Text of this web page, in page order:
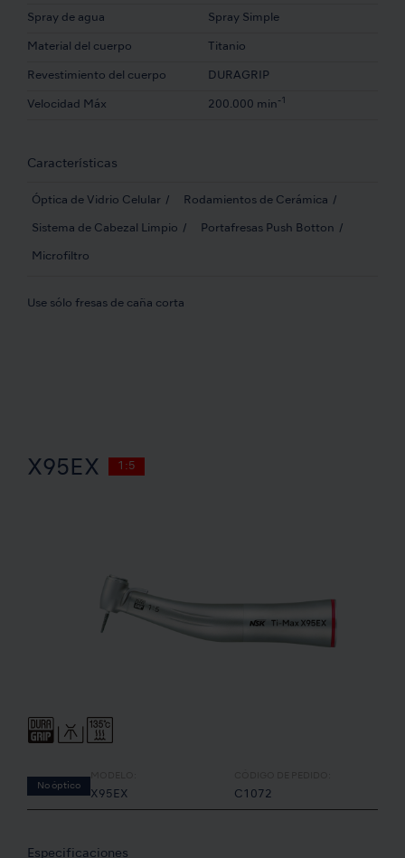
Spray de agua Spray Simple
Material del cuerpo Titanio
Revestimiento del cuerpo DURAGRIP
Velocidad Máx 200.000 min -1
Características
Óptica de Vidrio Celular Rodamientos de Cerámica
Sistema de Cabezal Limpio Portafresas Push Botton
Microfiltro
Use sólo fresas de caña corta
X95EX 1:5
No óptico
X95EX C1072
Especificaciones